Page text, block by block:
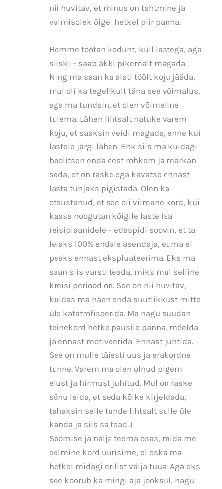
nii huvitav, et minus on tahtmine ja
valmisolek õigel hetkel piir panna.
Homme töötan kodunt, küll lastega, aga
siiski – saab äkki pikemalt magada.
Ning ma saan ka alati töölt koju jääda,
mul oli ka tegelikult täna see võimalus,
aga ma tundsin, et olen võimeline
tulema. Lähen lihtsalt natuke varem
koju, et saaksin veidi magada, enne kui
lastele järgi lähen. Ehk siis ma kuidagi
hoolitsen enda eest rohkem ja märkan
seda, et on raske ega kavatse ennast
lasta tühjaks pigistada. Olen ka
otsustanud, et see oli viimane kord, kui
kaasa noogutan kõigile laste isa
reisiplaanidele – edaspidi soovin, et ta
leiaks 100% endale asendaja, et ma ei
peaks ennast ekspluateerima. Eks ma
saan siis varsti teada, miks mul selline
kreisi periood on. See on nii huvitav,
kuidas ma näen enda suutlikkust mitte
üle katatrofiseerida. Ma nagu suudan
teinekord hetke pausile panna, mõelda
ja ennast motiveerida. Ennast juhtida.
See on mulle täiesti uus ja erakordne
tunne. Varem ma olen olnud pigem
elust ja hirmust juhitud. Mul on raske
sõnu leida, et seda kõike kirjeldada,
tahaksin selle tunde lihtsalt sulle üle
kanda ja siis sa tead J
Söömise ja nälja teema osas, mida me
eelmine kord uurisime, ei oska ma
hetkel midagi erilist välja tuua. Aga eks
see koorub ka mingi aja jooksul, nagu